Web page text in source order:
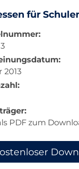
für
2013
PDF zum